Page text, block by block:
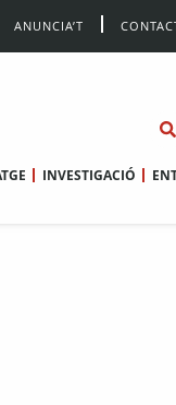
ANUNCIA’T
INVESTIGACIÓ